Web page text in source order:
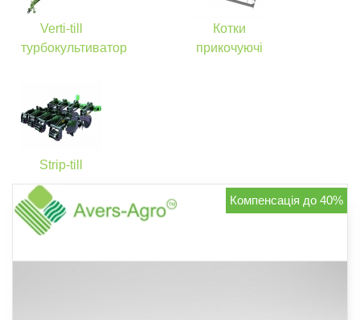
Verti-till
турбокультиватор
Котки
прикочуючі
Strip-till
Компенсація до 40%